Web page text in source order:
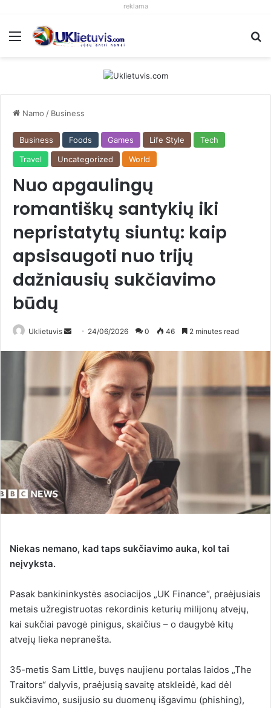
reklama
Meniu
Namo / Business
Business Foods Games Life Style
Tech
Travel
Uncategorized World
Nuo apgaulingų
romantiškų santykių iki
nepristatytų siuntų: kaip
apsisaugoti nuo trijų
dažniausių sukčiavimo
būdų
Uklietuvis
d
a
n
e
m
a
i
24/06/2026 0 46 2 minutes read
Niekas nemano, kad taps sukčiavimo auka, kol tai
neįvyksta.
Pasak bankininkystės asociacijos „UK Finance“, praėjusiais
metais užregistruotas rekordinis keturių milijonų atvejų,
kai sukčiai pavogė pinigus, skaičius – o daugybė kitų
atvejų lieka nepranešta.
35-metis Sam Little, buvęs naujienu portalas laidos „The
Traitors“ dalyvis, praėjusią savaitę atskleidė, kad dėl
sukčiavimo, susijusio su duomenų išgavimu (phishing),